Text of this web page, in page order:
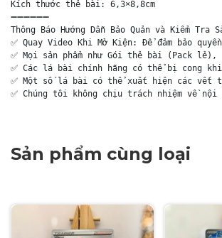
Kích thước thẻ bài: 6,3×8,8cm
➖➖➖➖➖➖
Thông Báo Hướng Dẫn Bảo Quản và Kiểm Tra
✅ Quay Video Khi Mở Kiện: Để đảm bảo
✅ Mọi sản phẩm như Gói thẻ bài (Pack lẻ),
✅ Các lá bài chính hãng có thể bị cong
✅ Một số lá bài có thể xuất hiện các vết
✅ Chúng tôi không chịu trách nhiệm về
Sản phẩm cùng loại